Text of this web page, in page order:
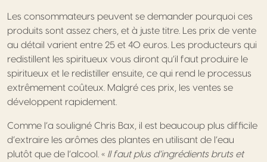
Les consommateurs peuvent se demander pourquoi ces
produits sont assez chers, et à juste titre. Les prix de vente
au détail varient entre 25 et 40 euros. Les producteurs qui
redistillent les spiritueux vous diront qu’il faut produire le
spiritueux et le redistiller ensuite, ce qui rend le processus
extrêmement coûteux. Malgré ces prix, les ventes se
développent rapidement.
Comme l’a souligné Chris Bax, il est beaucoup plus difficile
d’extraire les arômes des plantes en utilisant de l’eau
plutôt que de l’alcool. « Il faut plus d’ingrédients bruts et